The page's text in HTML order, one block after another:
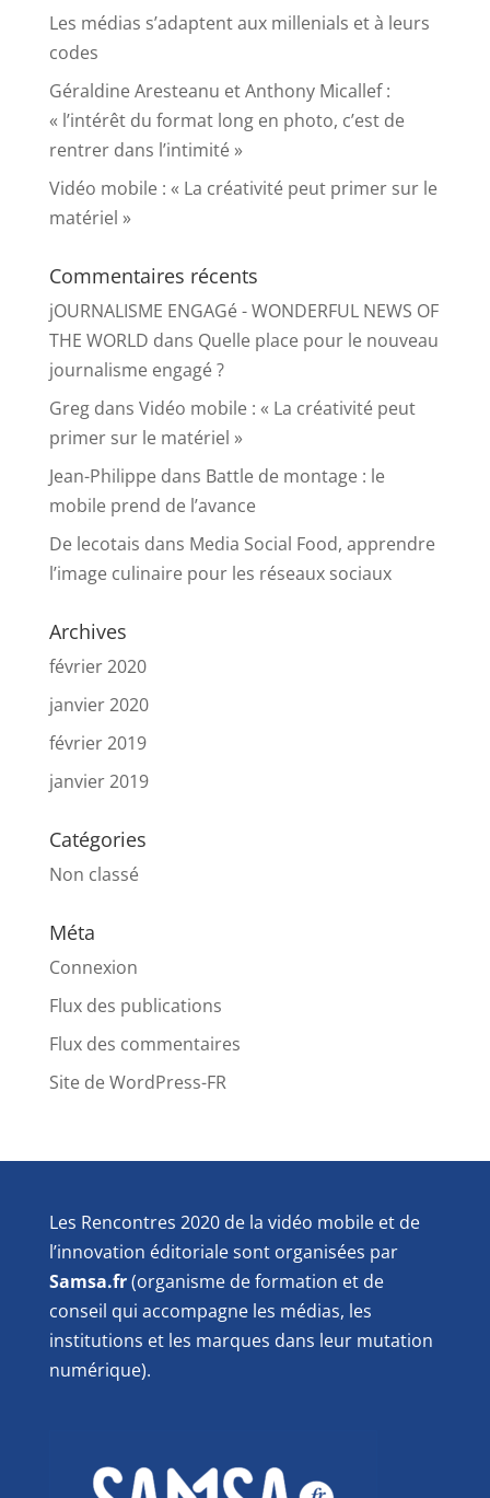
Les médias s’adaptent aux millenials et à leurs
codes
Géraldine Aresteanu et Anthony Micallef :
« l’intérêt du format long en photo, c’est de
rentrer dans l’intimité »
Vidéo mobile : « La créativité peut primer sur le
matériel »
Commentaires récents
jOURNALISME ENGAGé - WONDERFUL NEWS OF
THE WORLD dans Quelle place pour le nouveau
journalisme engagé ?
Gregdans Vidéo mobile : « La créativité peut
primer sur le matériel »
Jean-Philippedans Battle de montage : le
mobile prend de l’avance
De lecotais dans Media Social Food, apprendre
l’image culinaire pour les réseaux sociaux
Archives
février 2020
janvier 2020
février 2019
janvier 2019
Catégories
Non classé
Méta
Connexion
Flux des publications
Flux des commentaires
Site de WordPress-FR
Les Rencontres 2020 de la vidéo mobile et de
l’innovation éditoriale sont organisées par
Samsa.fr(organisme de formation et de
conseil qui accompagne les médias, les
institutions et les marques dans leur mutation
numérique).